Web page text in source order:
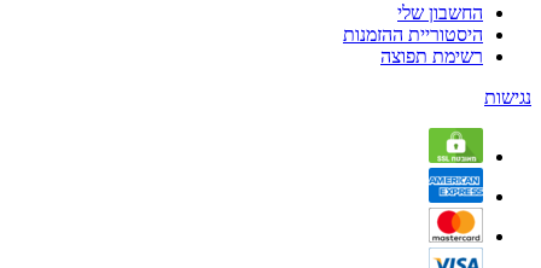
החשבון שלי
היסטוריית ההזמנות
רשימת תפוצה
נגישות